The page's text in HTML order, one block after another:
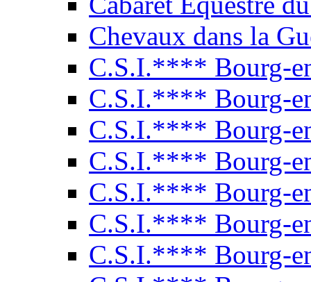
Chevaux dans la
C.S.I.**** Bourg-
C.S.I.**** Bourg-
C.S.I.**** Bourg-
C.S.I.**** Bourg-
C.S.I.**** Bourg-
C.S.I.**** Bourg-
C.S.I.**** Bourg-